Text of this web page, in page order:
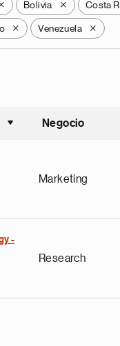
Bolivia X Costa
X Venezuela X
Ordenar
Negocio
Marketing
-
Research